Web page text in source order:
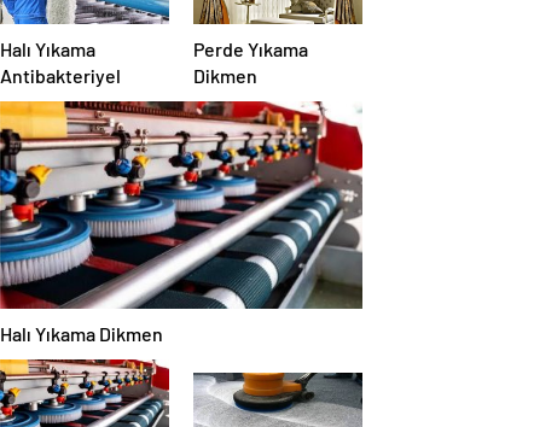
Halı Yıkama
Antibakteriyel
Perde Yıkama
Dikmen
Halı Yıkama Dikmen